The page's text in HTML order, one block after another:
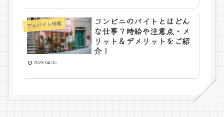
アルバイト情報
コンビニのバイトとはどん
な仕事？時給や注意点・メ
リット＆デメリットをご紹
介！
2023.04.05